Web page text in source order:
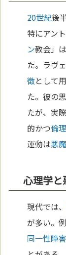
20世紀後
特にアン
ン教会」
た。ラヴ
徴として
た。彼の
たが、実
的かつ倫理
運動は悪
心理学と
現代では
が多い。
同一性障